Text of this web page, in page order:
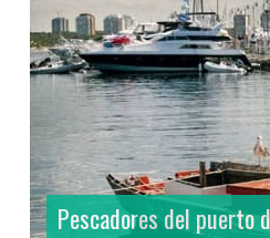
de Punta del Este